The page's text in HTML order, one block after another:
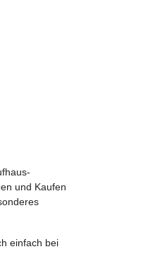
und Kaufen
einfach bei